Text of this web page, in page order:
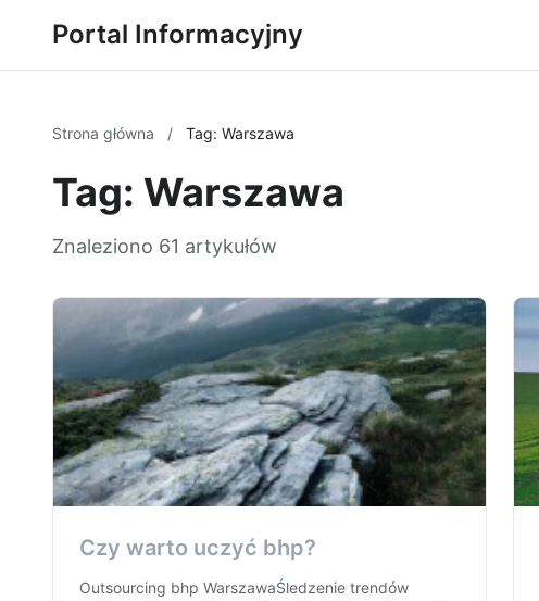
Portal Informacyjny
Strona główna / Tag: Warszawa
Tag: Warszawa
Znaleziono 61 artykułów
Czy warto uczyć bhp?
Outsourcing bhp WarszawaŚledzenie trendów